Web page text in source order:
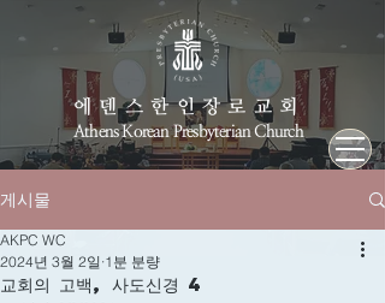
에덴스한인장로교회
Athens Korean Presbyterian Church
게시물
교회의 고백, 사도신경 4
AKPC WC
2024년 3월 2일 1분 분량